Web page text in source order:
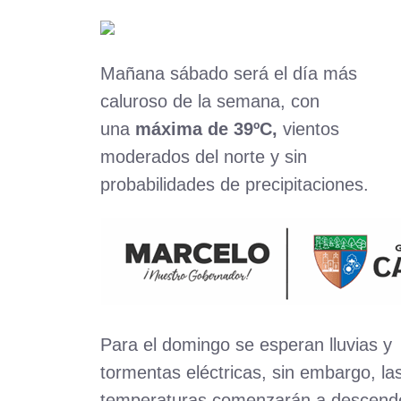
Mañana sábado será el día más
caluroso de la semana, con
una máxima de 39ºC, vientos
moderados del norte y sin
probabilidades de precipitaciones.
Para el domingo se esperan lluvias y
tormentas eléctricas, sin embargo,